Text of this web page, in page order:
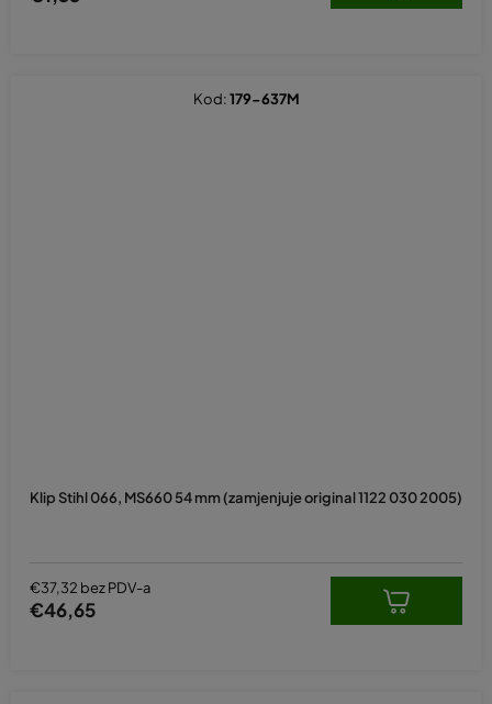
Klip Stihl 066, MS660 54 mm (zamjenjuje original 1122 030 2005)
€37,32 bez PDV-a
€46,65
Kod:179-637M